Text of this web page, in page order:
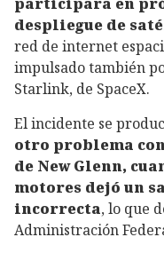
despliegue de
red de internet
impulsado también
Starlink, de SpaceX.
El incidente se
otro problema
de New Glenn,
motores dejó un
incorrecta, lo que
Administración